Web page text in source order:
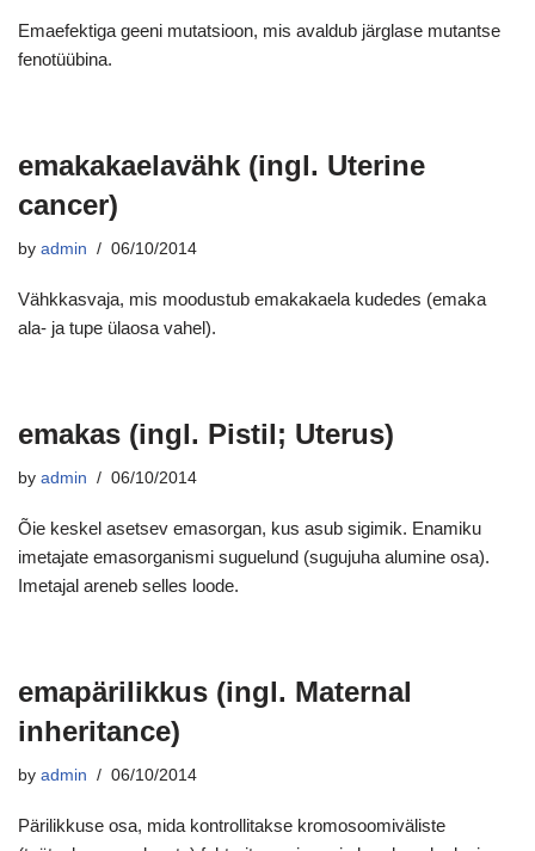
Emaefektiga geeni mutatsioon, mis avaldub järglase mutantse
fenotüübina.
emakakaelavähk (ingl. Uterine
cancer)
by admin 06/10/2014
Vähkkasvaja, mis moodustub emakakaela kudedes (emaka
ala- ja tupe ülaosa vahel).
emakas (ingl. Pistil; Uterus)
by admin 06/10/2014
Õie keskel asetsev emasorgan, kus asub sigimik. Enamiku
imetajate emasorganismi suguelund (sugujuha alumine osa).
Imetajal areneb selles loode.
emapärilikkus (ingl. Maternal
inheritance)
by admin 06/10/2014
Pärilikkuse osa, mida kontrollitakse kromosoomiväliste